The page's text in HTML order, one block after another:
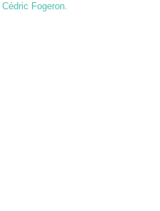
Cédric Fogeron.